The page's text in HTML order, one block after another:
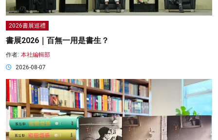
2026書展巡禮
書展2026｜百無一用是書生？
作者: 本社編輯部
2026-08-07